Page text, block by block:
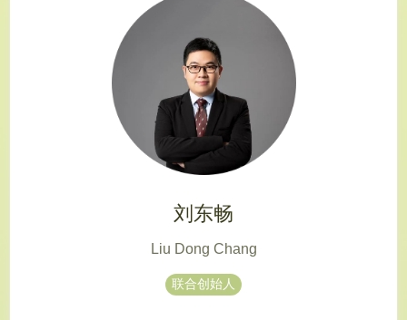
刘东畅
Liu Dong Chang
联合创始人